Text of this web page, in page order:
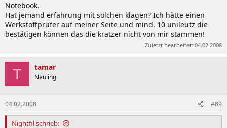
Notebook.
Hat jemand erfahrung mit solchen klagen? Ich hätte einen
Werkstoffprüfer auf meiner Seite und mind. 10 unileutz die
bestätigen können das die kratzer nicht von mir stammen!
Zuletzt bearbeitet: 04.02.2008
T tamar
Neuling
04.02.2008 #89
Nightfil schrieb: